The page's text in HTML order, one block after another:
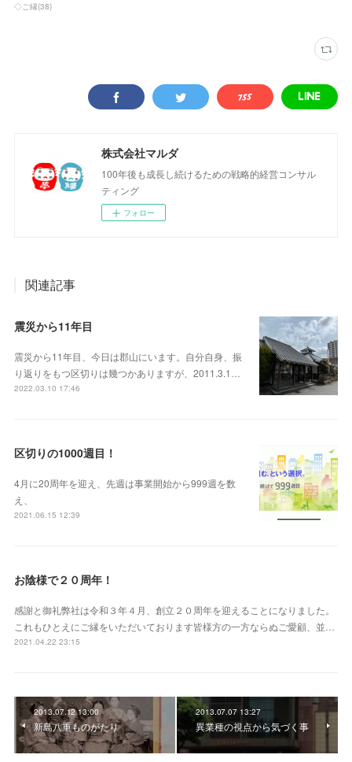
◇ご縁(38)
株式会社マルダ
100年後も成長し続けるための戦略的経営コンサル
ティング
フォロー
関連記事
震災から11年目
震災から11年目、今日は郡山にいます。自分自身、振
り返りをもつ区切りは幾つかありますが、2011.3.1…
2022.03.10 17:46
区切りの1000週目！
4月に20周年を迎え、先週は事業開始から999週を数
え、
2021.06.15 12:39
お陰様で２０周年！
感謝と御礼弊社は令和３年４月、創立２０周年を迎えることになりました。
これもひとえにご縁をいただいております皆様方の一方ならぬご愛顧、並…
2021.04.22 23:15
2013.07.12 13:00
新島八重ものがたり
2013.07.07 13:27
異業種の視点から気づく事